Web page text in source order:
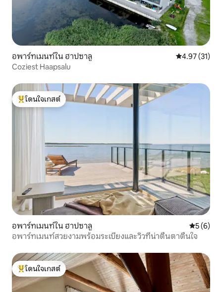
อพาร์ทเมนท์ใน ฮาปซาลู คะแนนเฉลี่ย
4.97 (31)
Coziest Haapsalu
โดนใจเกสต์ที่สุด
โดนใจเกสต์
อพาร์ทเมนท์ใน ฮาปซาลู คะแนนเฉ
5 (6)
อพาร์ทเมนท์สวยงามพร้อมระเบียงและวิวที่น่าตื่นตาตื่นใจ
โดนใจเกสต์ที่สุด
โดนใจเกสต์